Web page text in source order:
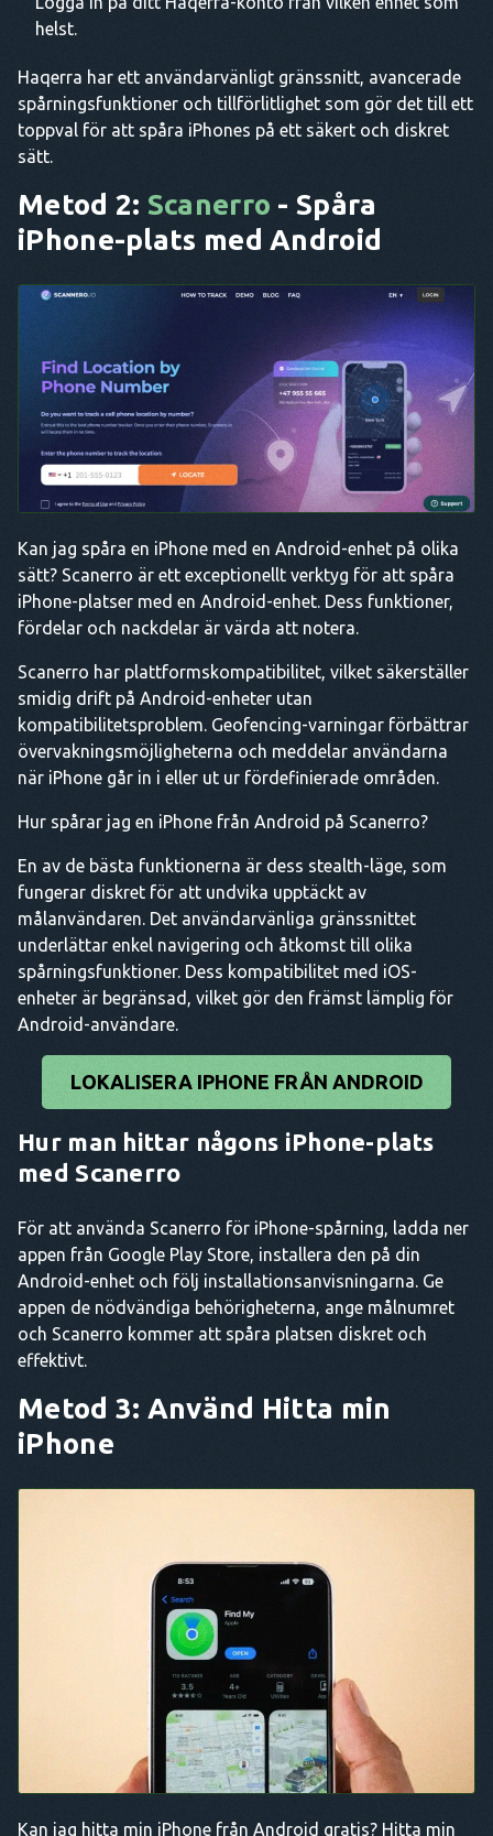
helst.
Haqerra har ett användarvänligt gränssnitt, avancerade
spårningsfunktioner och tillförlitlighet som gör det till ett
toppval för att spåra iPhones på ett säkert och diskret
sätt.
Metod 2: Scanerro - Spåra
iPhone-plats med Android
Kan jag spåra en iPhone med en Android-enhet på olika
sätt? Scanerro är ett exceptionellt verktyg för att spåra
iPhone-platser med en Android-enhet. Dess funktioner,
fördelar och nackdelar är värda att notera.
Scanerro har plattformskompatibilitet, vilket säkerställer
smidig drift på Android-enheter utan
kompatibilitetsproblem. Geofencing-varningar förbättrar
övervakningsmöjligheterna och meddelar användarna
när iPhone går in i eller ut ur fördefinierade områden.
Hur spårar jag en iPhone från Android på Scanerro?
En av de bästa funktionerna är dess stealth-läge, som
fungerar diskret för att undvika upptäckt av
målanvändaren. Det användarvänliga gränssnittet
underlättar enkel navigering och åtkomst till olika
spårningsfunktioner. Dess kompatibilitet med iOS-
enheter är begränsad, vilket gör den främst lämplig för
Android-användare.
LOKALISERA IPHONE FRÅN ANDROID
Hur man hittar någons iPhone-plats
med Scanerro
För att använda Scanerro för iPhone-spårning, ladda ner
appen från Google Play Store, installera den på din
Android-enhet och följ installationsanvisningarna. Ge
appen de nödvändiga behörigheterna, ange målnumret
och Scanerro kommer att spåra platsen diskret och
effektivt.
Metod 3: Använd Hitta min
iPhone
Kan jag hitta min iPhone från Android gratis? Hitta min